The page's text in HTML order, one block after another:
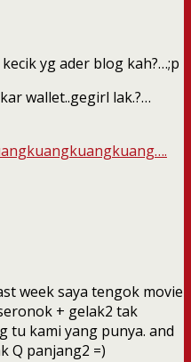
yg ader blog kah?…;p
wallet..gegirl lak.?…
week saya tengok movie
+ gelak2 tak
tu kami yang punya. and
Q panjang2 =)